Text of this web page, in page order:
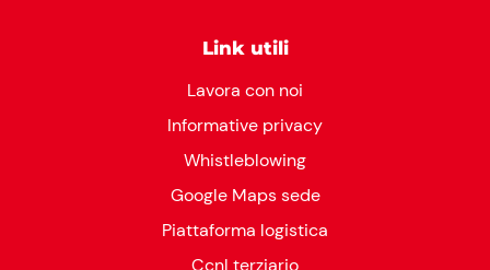
Link utili
Lavora con noi
Informative privacy
Whistleblowing
Google Maps sede
Piattaforma logistica
Ccnl terziario